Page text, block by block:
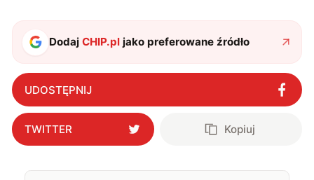
także uprawiać oraz oglądać sport.
DodajCHIP.pl jako preferowane źródło
UDOSTĘPNIJ
TWITTER Kopiuj